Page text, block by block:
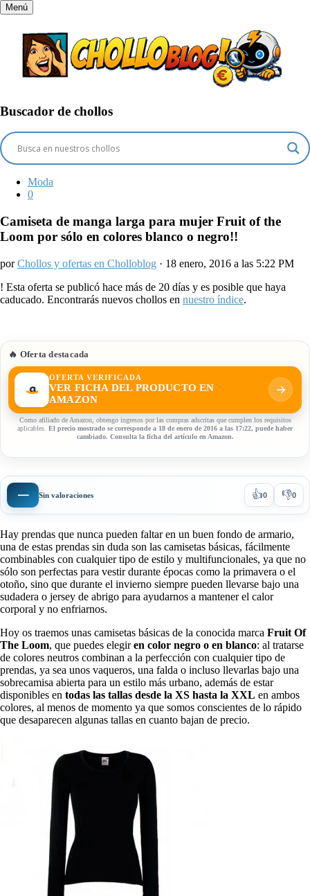
Menú
Buscador de chollos
Moda
0
Camiseta de manga larga para mujer Fruit of the
Loom por sólo en colores blanco o negro!!
porChollos y ofertas en Cholloblog · 18 enero, 2016 a las 5:22 PM
! Esta oferta se publicó hace más de 20 días y es posible que haya
caducado. Encontrarás nuevos chollos en nuestro índice.
🔥 Oferta destacada
OFERTA VERIFICADA
VER FICHA DEL PRODUCTO EN
AMAZON
Como afiliado de Amazon, obtengo ingresos por las compras adscritas que cumplen los requisitos
aplicables. El precio mostrado se corresponde a 18 de enero de 2016 a las 17:22, puede haber
cambiado. Consulta la ficha del artículo en Amazon.
— Sin valoraciones 👍0 👎0
Hay prendas que nunca pueden faltar en un buen fondo de armario,
una de estas prendas sin duda son las camisetas básicas, fácilmente
combinables con cualquier tipo de estilo y multifuncionales, ya que no
sólo son perfectas para vestir durante épocas como la primavera o el
otoño, sino que durante el invierno siempre pueden llevarse bajo una
sudadera o jersey de abrigo para ayudarnos a mantener el calor
corporal y no enfriarnos.
Hoy os traemos unas camisetas básicas de la conocida marca Fruit Of
The Loom, que puedes elegiren color negro o en blanco: al tratarse
de colores neutros combinan a la perfección con cualquier tipo de
prendas, ya sea unos vaqueros, una falda o incluso llevarlas bajo una
sobrecamisa abierta para un estilo más urbano, además de estar
disponibles en todas las tallas desde la XS hasta la XXL en ambos
colores, al menos de momento ya que somos conscientes de lo rápido
que desaparecen algunas tallas en cuanto bajan de precio.